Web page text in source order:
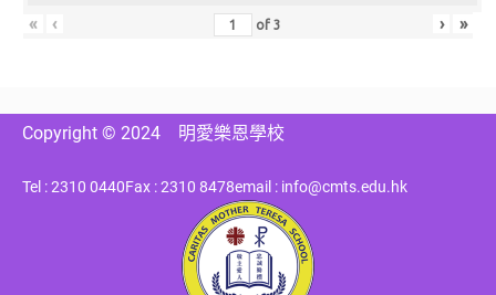
« ‹ of3 › »
Copyright © 2024 明愛樂恩學校
Tel : 2310 0440Fax : 2310 8478email : info@cmts.edu.hk